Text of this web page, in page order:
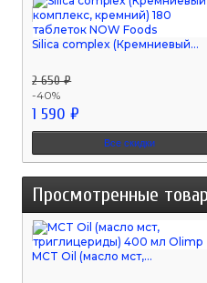
Silica complex (Кремниевый...
2 650 ₽
-40%
1 590 ₽
Все скидки
Просмотренные
MCT Oil (масло мст,...